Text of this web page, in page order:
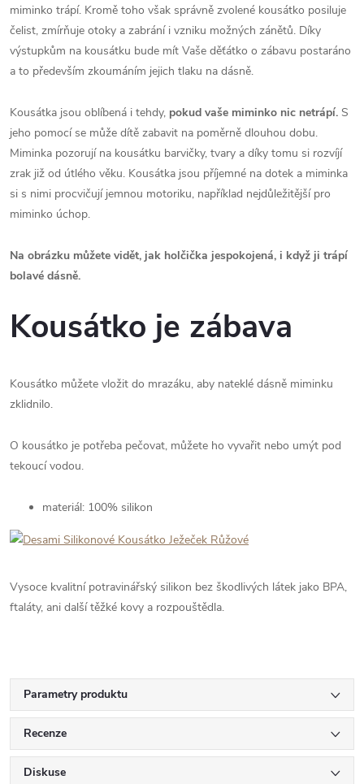
miminko trápí. Kromě toho však správně zvolené kousátko posiluje
čelist, zmírňuje otoky a zabrání i vzniku možných zánětů. Díky
výstupkům na kousátku bude mít Vaše děťátko o zábavu postaráno
a to především zkoumáním jejich tlaku na dásně.
Kousátka jsou oblíbená i tehdy, pokud vaše miminko nic netrápí. S
jeho pomocí se může dítě zabavit na poměrně dlouhou dobu.
Miminka pozorují na kousátku barvičky, tvary a díky tomu si rozvíjí
zrak již od útlého věku. Kousátka jsou příjemné na dotek a miminka
si s nimi procvičují jemnou motoriku, například nejdůležitější pro
miminko úchop.
Na obrázku můžete vidět, jak holčička jespokojená, i když ji trápí
bolavé dásně.
Kousátko je zábava
Kousátko můžete vložit do mrazáku, aby nateklé dásně miminku
zklidnilo.
O kousátko je potřeba pečovat, můžete ho vyvařit nebo umýt pod
tekoucí vodou.
materiál: 100% silikon
Vysoce kvalitní potravinářský silikon bez škodlivých látek jako BPA,
ftaláty, ani další těžké kovy a rozpouštědla.
Parametry produktu
Recenze
Diskuse